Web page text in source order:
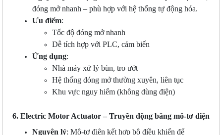
đóng mở nhanh – phù hợp với hệ thống tự động hóa.
Ưu điểm:
Tốc độ đóng mở nhanh
Dễ tích hợp với PLC, cảm biến
Ứng dụng:
Nhà máy xử lý bùn, tro ướt
Hệ thống đóng mở thường xuyên, liên tục
Khu vực nguy hiểm (không dùng điện)
6. Electric Motor Actuator – Truyền động bằng mô-tơ điện
Nguyên lý: Mô-tơ điện kết hợp bộ điều khiển để